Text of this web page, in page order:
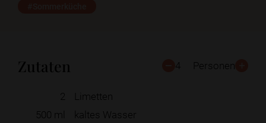
Zutaten 4 Personen
2
Limetten
500 ml
kaltes Wasser